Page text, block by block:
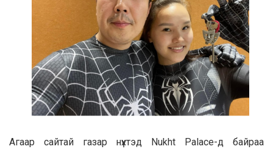
Агаар сайтай газар нүхтэд Nukht Palace-д байраа